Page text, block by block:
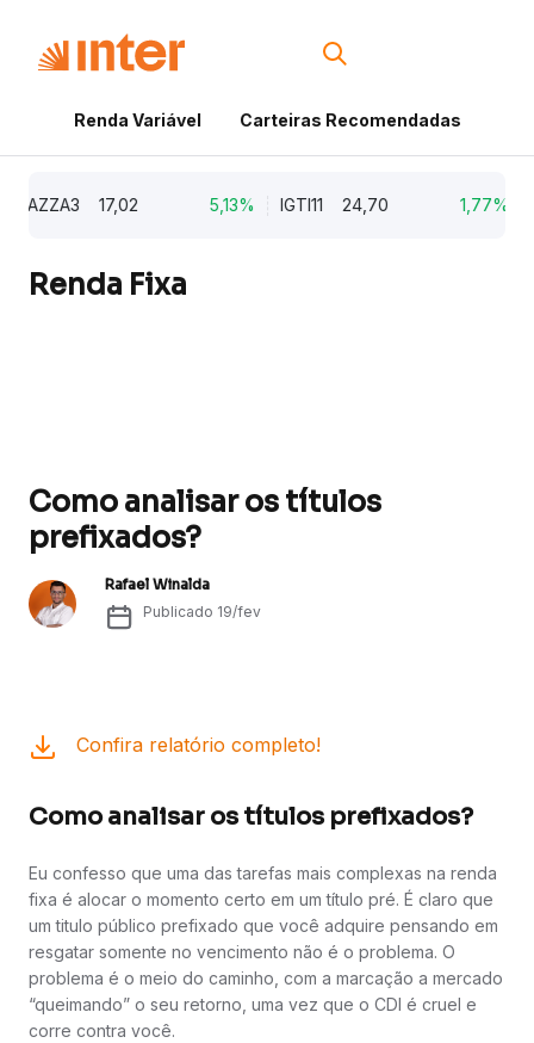
Renda Variável Carteiras Recomendadas
AZZA3 17,02 5,13% IGTI11 24,70 1,77%
Renda Fixa
Como analisar os títulos
prefixados?
Rafael Winalda
Publicado 19/fev
Confira relatório completo!
Como analisar os títulos prefixados?
Eu confesso que uma das tarefas mais complexas na renda
fixa é alocar o momento certo em um título pré. É claro que
um titulo público prefixado que você adquire pensando em
resgatar somente no vencimento não é o problema. O
problema é o meio do caminho, com a marcação a mercado
“queimando” o seu retorno, uma vez que o CDI é cruel e
corre contra você.